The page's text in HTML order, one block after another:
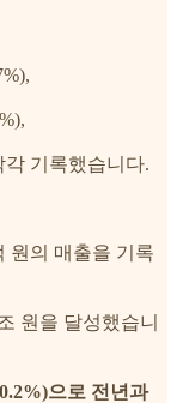
각 기록했습니다.
원의 매출을 기록
원을 달성했습니
으로 전년과